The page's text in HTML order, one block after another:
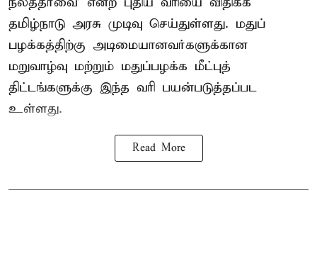
தமிழ்நாடு அரசு முடிவு செய்துள்ளது. மதுப்
பழக்கத்திற்கு அடிமையானவர்களுக்கான
மறுவாழ்வு மற்றும் மதுப்பழக்க மீட்புத்
திட்டங்களுக்கு இந்த வரி பயன்படுத்தப்பட
உள்ளது.
Read More